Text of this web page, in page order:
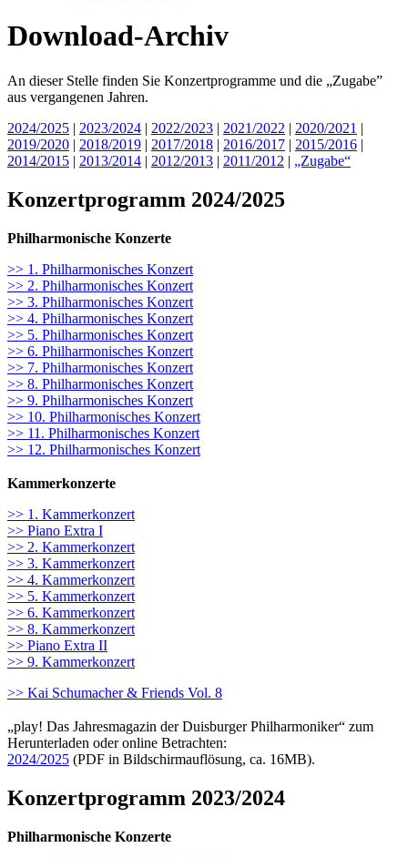
Download-Archiv
An dieser Stelle finden Sie Konzertprogramme und die „Zugabe”
aus vergangenen Jahren.
2024/2025 | 2023/2024 | 2022/2023 | 2021/2022 | 2020/2021 |
2019/2020 | 2018/2019 | 2017/2018 | 2016/2017 | 2015/2016 |
2014/2015 | 2013/2014 | 2012/2013 | 2011/2012 | „Zugabe“
Konzertprogramm 2024/2025
Philharmonische Konzerte
>> 1. Philharmonisches Konzert
>> 2. Philharmonisches Konzert
>> 3. Philharmonisches Konzert
>> 4. Philharmonisches Konzert
>> 5. Philharmonisches Konzert
>> 6. Philharmonisches Konzert
>> 7. Philharmonisches Konzert
>> 8. Philharmonisches Konzert
>> 9. Philharmonisches Konzert
>> 10. Philharmonisches Konzert
>> 11. Philharmonisches Konzert
>> 12. Philharmonisches Konzert
Kammerkonzerte
>> 1. Kammerkonzert
>> Piano Extra I
>> 2. Kammerkonzert
>> 3. Kammerkonzert
>> 4. Kammerkonzert
>> 5. Kammerkonzert
>> 6. Kammerkonzert
>> 8. Kammerkonzert
>> Piano Extra II
>> 9. Kammerkonzert
>> Kai Schumacher & Friends Vol. 8
„play! Das Jahresmagazin der Duisburger Philharmoniker“ zum
Herunterladen oder online Betrachten:
2024/2025 (PDF in Bildschirmauflösung, ca. 16MB).
Konzertprogramm 2023/2024
Philharmonische Konzerte